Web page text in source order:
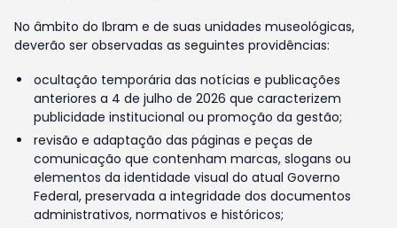
No âmbito do Ibram e de suas unidades museológicas,
deverão ser observadas as seguintes providências:
ocultação temporária das notícias e publicações
anteriores a 4 de julho de 2026 que caracterizem
publicidade institucional ou promoção da gestão;
revisão e adaptação das páginas e peças de
comunicação que contenham marcas, slogans ou
elementos da identidade visual do atual Governo
Federal, preservada a integridade dos documentos
administrativos, normativos e históricos;